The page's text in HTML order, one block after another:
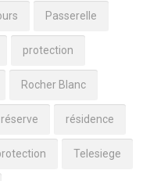
Passerelle
protection
Rocher Blanc
réserve résidence
Telesiege